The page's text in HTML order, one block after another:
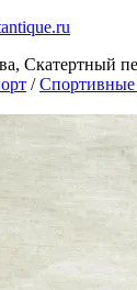
Скатертный
/ Спортивные